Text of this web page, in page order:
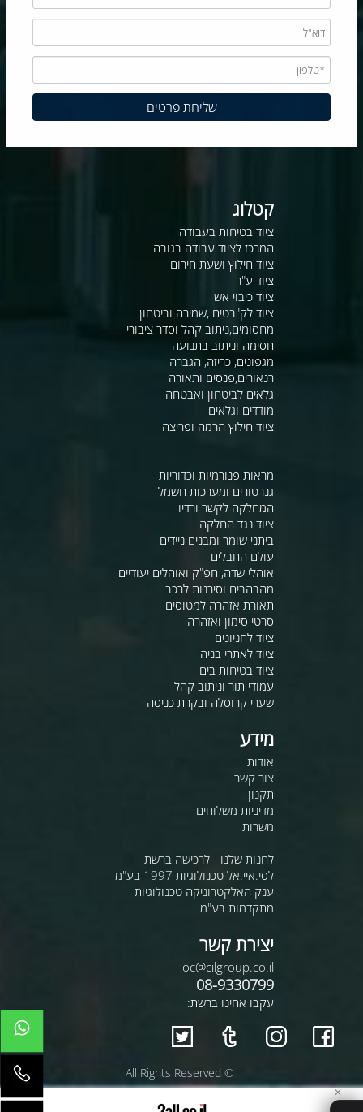
קטלוג
ציוד בטיחות בעבודה
המרכז לציוד עבודה בגובה
ציוד חילוץ ושעת חירום
ציוד ע"ר
ציוד כיבוי אש
ציוד לק"בטים ,שמירה וביטחון
מחסומים,ניתוב קהל וסדר ציבורי
חסימה וניתוב בתנועה
מגפונים, כריזה, הגברה
רנאורים,פנסים ותאורה
גלאים לביטחון ואבטחה
מודדים וגלאים
ציוד חילוץ הרמה ופריצה
מראות פנורמיות וכדוריות
גנרטורים ומערכות חשמל
המחלקה לקשר ורדיו
ציוד נגד החלקה
ביתני שומר ומבנים ניידים
עולם החבלים
אוהלי שדה, חפ"ק ואוהלים יעודיים
מהבהבים וסירנות לרכב
תאורת אזהרה למטוסים
סרטי סימון ואזהרה
ציוד לחניונים
ציוד לאתרי בניה
ציוד בטיחות בים
עמודי תור וניתוב קהל
שערי קרוסלה ובקרת כניסה
מידע
אודות
צור קשר
תקנון
מדיניות משלוחים
משרות
לחנות שלנו - לרכישה ברשת
לסי.איי.אל טכנולוגיות 1997 בע"מ
ענק האלקטרוניקה טכנולוגיות
מתקדמות בע"מ
יצירת קשר
oc@cilgroup.co.il
08-9330799
עקבו אחינו ברשת:
© All Rights Reserved
✕